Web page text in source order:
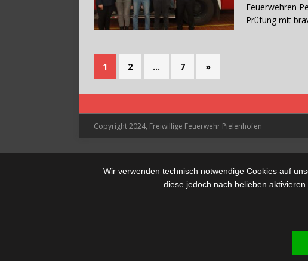
Feuerwehren
Prüfung mit
1 2 … 7 »
Copyright 2024, Freiwillige Feuerwehr Pielenhofen
Wir verwenden technisch notwendige Cookies auf
diese jedoch nach belieben